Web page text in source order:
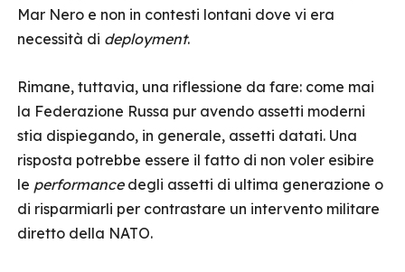
Mar Nero e non in contesti lontani dove vi era
necessità di deployment.
Rimane, tuttavia, una riflessione da fare: come mai
la Federazione Russa pur avendo assetti moderni
stia dispiegando, in generale, assetti datati. Una
risposta potrebbe essere il fatto di non voler esibire
le performancedegli assetti di ultima generazione o
di risparmiarli per contrastare un intervento militare
diretto della NATO.